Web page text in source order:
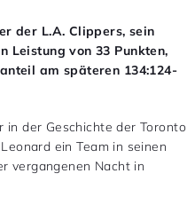
der L.A. Clippers, sein
Leistung von 33 Punkten,
am späteren 134:124-
der Geschichte der Toronto
ein Team in seinen
vergangenen Nacht in